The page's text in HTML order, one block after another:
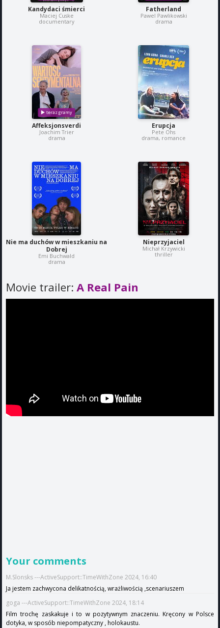
Kandydaci śmierci
Maciej Cuske
documentary
Fatherland
Pawel Pawlikowski
drama
Affeksjonsverdi
Joachim Trier
drama
Erupcja
Pete Ohs
drama, romance
Nie ma duchów w mieszkaniu na
Dobrej
Emi Buchwald
drama
Nieprzyjaciel
Michał Krzywicki
thriller
Movie trailer: A Real Pain
Your comments
M.Slonsks ---ActiveSupport::TimeWithZone 2024, 16:40
Ja jestem zachwycona delikatnością, wrażliwością ,scenariuszem
goga ---ActiveSupport::TimeWithZone 2024, 18:14
Film trochę zaskakuje i to w pozytywnym znaczeniu. Kręcony w Polsce
dotyka, w sposób niepompatyczny , holokaustu.